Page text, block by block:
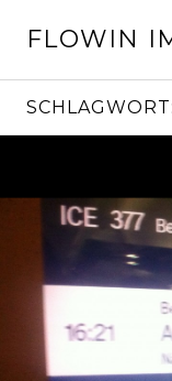
zumFLOWIN
SCHLAGWORT: